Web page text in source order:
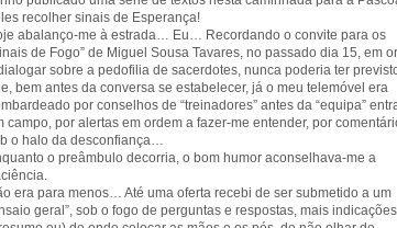
recolher sinais de Esperança!
abalanço-me à estrada… Eu… Recordando o convite para os
de Fogo” de Miguel Sousa Tavares, no passado dia 15, em
sobre a pedofilia de sacerdotes, nunca poderia ter
bem antes da conversa se estabelecer, já o meu telemóvel era
por conselhos de “treinadores” antes da “equipa”
campo, por alertas em ordem a fazer-me entender, por
o halo da desconfiança…
o preâmbulo decorria, o bom humor aconselhava-me a
era para menos… Até uma oferta recebi de ser submetido a um
geral”, sob o fogo de perguntas e respostas, mais indicações